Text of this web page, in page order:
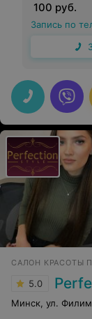
100 руб.
Запись по
САЛОН КРАСОТЫ
5.0
Минск, ул.